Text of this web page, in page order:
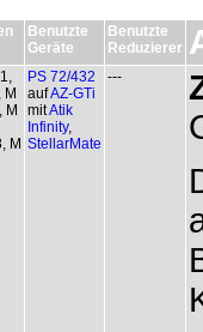
Benutzte
Geräte
Benutzte
Reduzierer
M
M
M
PS 72/432
aufAZ-GTi
mitAtik
Infinity,
StellarMate
---